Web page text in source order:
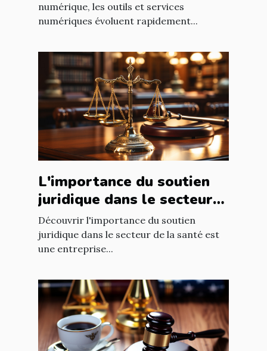
numérique, les outils et services
numériques évoluent rapidement...
L'importance du soutien
juridique dans le secteur
de la santé
Découvrir l'importance du soutien
juridique dans le secteur de la santé est
une entreprise...